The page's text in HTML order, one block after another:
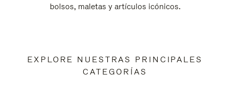
bolsos, maletas y artículos icónicos.
EXPLORE NUESTRAS PRINCIPALES
CATEGORÍAS